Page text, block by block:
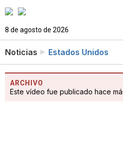
8 de agosto de 2026
Noticias Estados Unidos
ARCHIVO
Este vídeo fue publicado hace